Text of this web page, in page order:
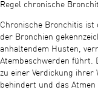
Regel chronische
Chronische Bronchitis ist
der Bronchien
anhaltendem Husten,
Atembeschwerden führt.
zu einer Verdickung ihrer
behindert und das